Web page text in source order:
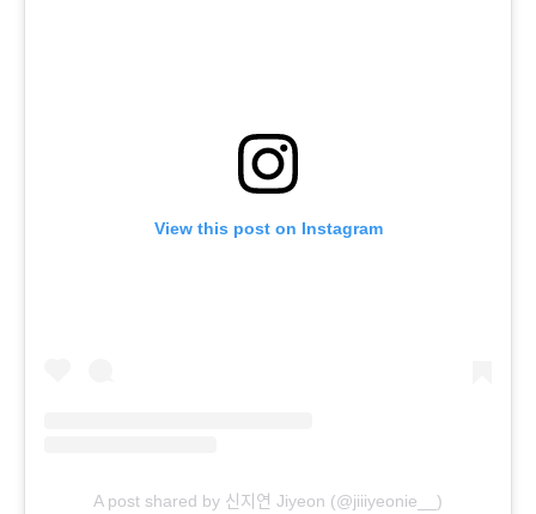
View this post on Instagram
A post shared by 신지연 Jiyeon (@jiiiyeonie__)